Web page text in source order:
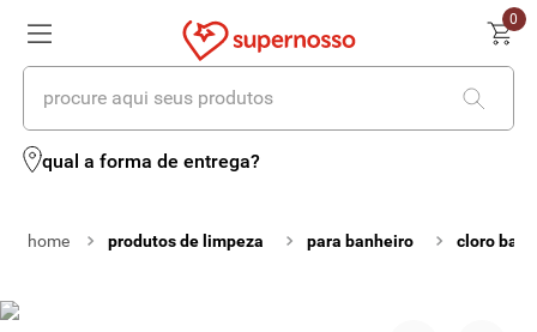
0
procure aqui seus produtos
qual a forma de entrega?
produtos de limpeza para banheiro cloro
termos mais buscados
2º leite